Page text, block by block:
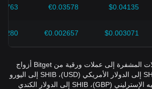
$0.04135
€0.03578
$0.003071
€0.002657
تُظهر بيانات تبادل العملات المشفرة إلى عملات ورقية من Bitget أزواج
Shiba Inu الشائعة: SHIB إلى الدولار الأمريكي (USD)، SHIB إلى اليورو
(EUR)، SHIB إلى الجنيه الإسترليني (GBP)، SHIB إلى الدولار الكندي